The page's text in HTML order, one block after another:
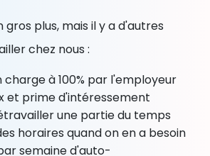
gros plus, mais il y a d'autres
chez nous :
charge à 100% par l'employeur
et prime d'intéressement
une partie du temps
horaires quand on en a besoin
semaine d'auto-